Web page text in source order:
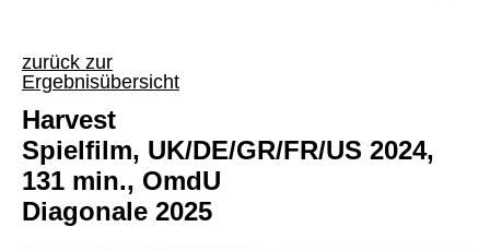
zurück zur
Ergebnisübersicht
Harvest
Spielfilm, UK/DE/GR/FR/US 2024,
131 min., OmdU
Diagonale 2025